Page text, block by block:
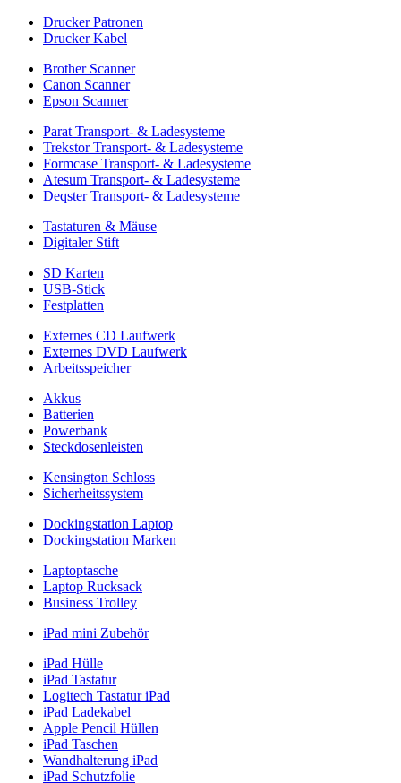
Drucker Patronen
Drucker Kabel
Brother Scanner
Canon Scanner
Epson Scanner
Parat Transport- & Ladesysteme
Trekstor Transport- & Ladesysteme
Formcase Transport- & Ladesysteme
Atesum Transport- & Ladesysteme
Deqster Transport- & Ladesysteme
Tastaturen & Mäuse
Digitaler Stift
SD Karten
USB-Stick
Festplatten
Externes CD Laufwerk
Externes DVD Laufwerk
Arbeitsspeicher
Akkus
Batterien
Powerbank
Steckdosenleisten
Kensington Schloss
Sicherheitssystem
Dockingstation Laptop
Dockingstation Marken
Laptoptasche
Laptop Rucksack
Business Trolley
iPad mini Zubehör
iPad Hülle
iPad Tastatur
Logitech Tastatur iPad
iPad Ladekabel
Apple Pencil Hüllen
iPad Taschen
Wandhalterung iPad
iPad Schutzfolie